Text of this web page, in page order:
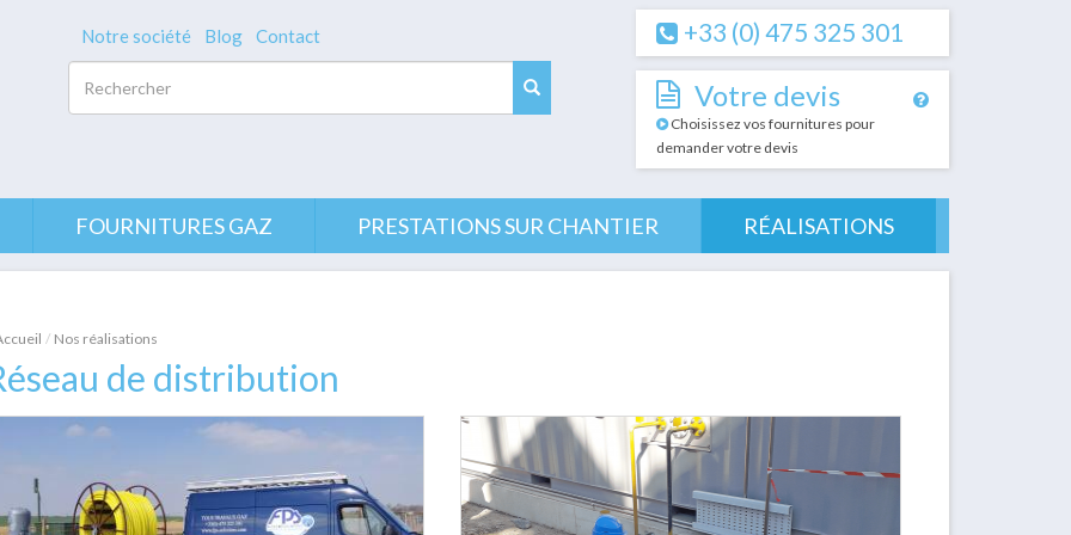
Notre société Blog Contact
Rechercher
+33 (0) 475 325 301
Votre devis
Choisissez vos fournitures pour
demander votre devis
FOURNITURES GAZ PRESTATIONS SUR CHANTIER RÉALISATIONS
Nos réalisations
de distribution